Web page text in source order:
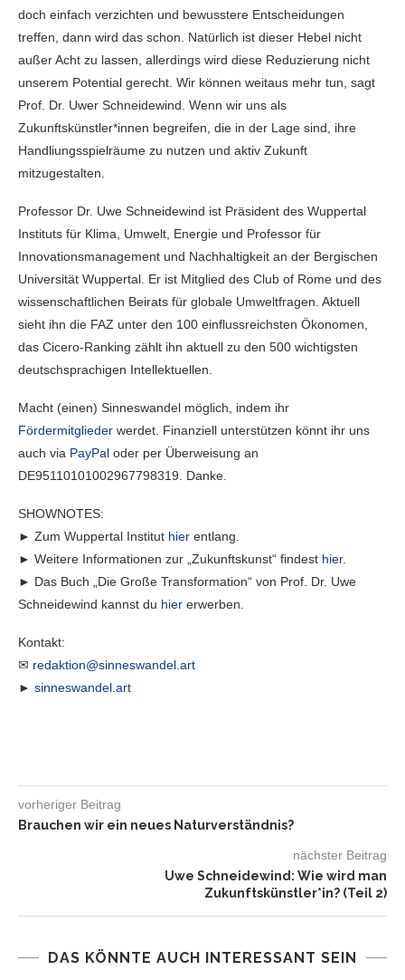
doch einfach verzichten und bewusstere Entscheidungen
treffen, dann wird das schon. Natürlich ist dieser Hebel nicht
außer Acht zu lassen, allerdings wird diese Reduzierung nicht
unserem Potential gerecht. Wir können weitaus mehr tun, sagt
Prof. Dr. Uwer Schneidewind. Wenn wir uns als
Zukunftskünstler*innen begreifen, die in der Lage sind, ihre
Handliungsspielräume zu nutzen und aktiv Zukunft
mitzugestalten.
Professor Dr. Uwe Schneidewind ist Präsident des Wuppertal
Instituts für Klima, Umwelt, Energie und Professor für
Innovationsmanagement und Nachhaltigkeit an der Bergischen
Universität Wuppertal. Er ist Mitglied des Club of Rome und des
wissenschaftlichen Beirats für globale Umweltfragen. Aktuell
sieht ihn die FAZ unter den 100 einflussreichsten Ökonomen,
das Cicero-Ranking zählt ihn aktuell zu den 500 wichtigsten
deutschsprachigen Intellektuellen.
Macht (einen) Sinneswandel möglich, indem ihr
Fördermitglieder werdet. Finanziell unterstützen könnt ihr uns
auch via PayPal oder per Überweisung an
DE95110101002967798319. Danke.
SHOWNOTES:
► Zum Wuppertal Institut hier entlang.
► Weitere Informationen zur „Zukunftskunst“ findest hier.
► Das Buch „Die Große Transformation“ von Prof. Dr. Uwe
Schneidewind kannst du hier erwerben.
Kontakt:
✉ redaktion@sinneswandel.art
► sinneswandel.art
vorheriger Beitrag
Brauchen wir ein neues Naturverständnis?
nächster Beitrag
Uwe Schneidewind: Wie wird man
Zukunftskünstler*in? (Teil 2)
DAS KÖNNTE AUCH INTERESSANT SEIN